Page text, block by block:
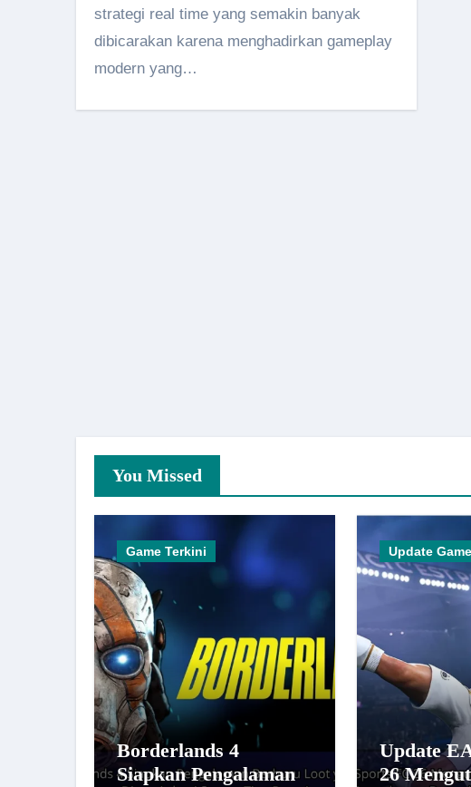
strategi real time yang semakin banyak
dibicarakan karena menghadirkan gameplay
modern yang…
You Missed
Game Terkini
Borderlands 4
Siapkan Pengalaman
Update Game
Update
26